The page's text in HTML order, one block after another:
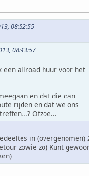
08:52:55
08:43:57
een allroad huur voor het
en dat die dan
rijden en dat we ons
Ofzoe...
in (overgenomen)
zowie zo) Kunt